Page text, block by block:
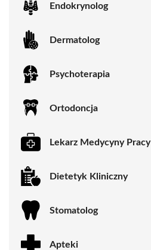
Endokrynolog
Dermatolog
Psychoterapia
Ortodoncja
Lekarz Medycyny Pracy
Dietetyk Kliniczny
Stomatolog
Apteki